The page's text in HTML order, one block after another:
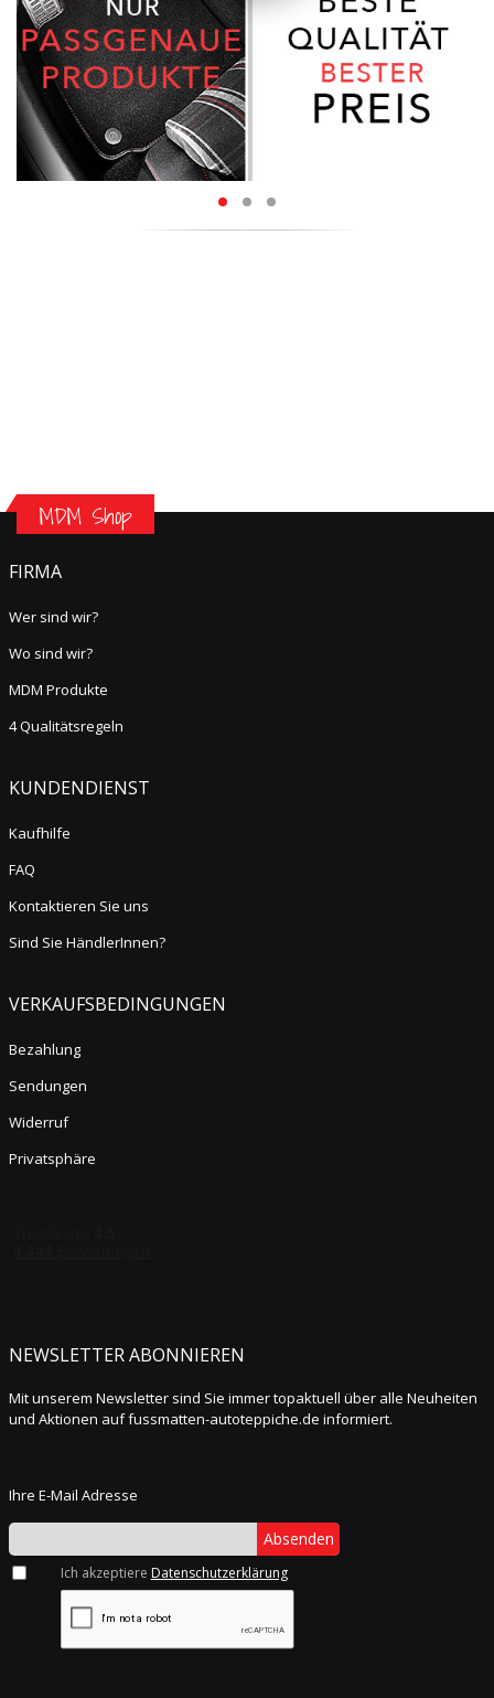
MDM Shop
FIRMA
Wer sind wir?
Wo sind wir?
MDM Produkte
4 Qualitätsregeln
KUNDENDIENST
Kaufhilfe
FAQ
Kontaktieren Sie uns
Sind Sie HändlerInnen?
VERKAUFSBEDINGUNGEN
Bezahlung
Sendungen
Widerruf
Privatsphäre
NEWSLETTER ABONNIEREN
Mit unserem Newsletter sind Sie immer topaktuell über alle Neuheiten
und Aktionen auf fussmatten-autoteppiche.de informiert.
Ihre E-Mail Adresse
Absenden
Ich akzeptiere Datenschutzerklärung